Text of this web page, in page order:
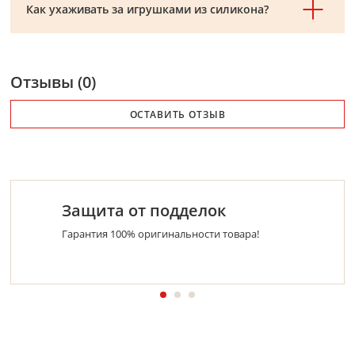
Как ухаживать за игрушками из силикона?
Отзывы (0)
ОСТАВИТЬ ОТЗЫВ
Защита от подделок
Гарантия 100% оригинальности товара!